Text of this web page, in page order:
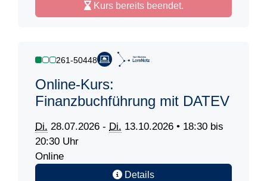
Kurs bereits beendet.
261-50448
Online-Kurs:
Finanzbuchführung mit DATEV
Di. 28.07.2026 - Di. 13.10.2026 • 18:30 bis
20:30 Uhr
Online
Details